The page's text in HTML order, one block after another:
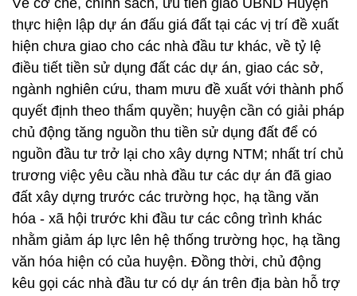
Về cơ chế, chính sách, ưu tiên giao UBND Huyện
thực hiện lập dự án đấu giá đất tại các vị trí đề xuất
hiện chưa giao cho các nhà đầu tư khác, về tỷ lệ
điều tiết tiền sử dụng đất các dự án, giao các sở,
ngành nghiên cứu, tham mưu đề xuất với thành phố
quyết định theo thẩm quyền; huyện cần có giải pháp
chủ động tăng nguồn thu tiền sử dụng đất để có
nguồn đầu tư trở lại cho xây dựng NTM; nhất trí chủ
trương việc yêu cầu nhà đầu tư các dự án đã giao
đất xây dựng trước các trường học, hạ tầng văn
hóa - xã hội trước khi đầu tư các công trình khác
nhằm giảm áp lực lên hệ thống trường học, hạ tầng
văn hóa hiện có của huyện. Đồng thời, chủ động
kêu gọi các nhà đầu tư có dự án trên địa bàn hỗ trợ